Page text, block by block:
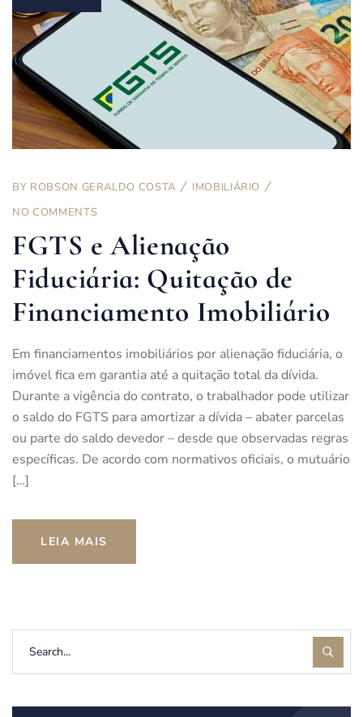
BY ROBSON GERALDO COSTA
IMOBILIÁRIO
NO COMMENTS
FGTS e Alienação
Fiduciária: Quitação de
Financiamento Imobiliário
Em financiamentos imobiliários por alienação fiduciária, o
imóvel fica em garantia até a quitação total da dívida.
Durante a vigência do contrato, o trabalhador pode utilizar
o saldo do FGTS para amortizar a dívida – abater parcelas
ou parte do saldo devedor – desde que observadas regras
específicas. De acordo com normativos oficiais, o mutuário
[…]
LEIA MAIS